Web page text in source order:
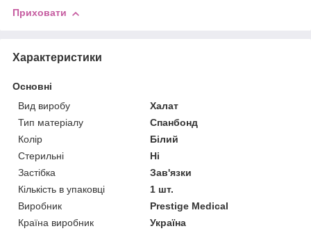
Приховати
Характеристики
Основні
Вид виробу
Халат
Тип матеріалу
Спанбонд
Колір
Білий
Стерильні
Ні
Застібка
Зав'язки
Кількість в упаковці
1 шт.
Виробник
Prestige Medical
Країна виробник
Україна